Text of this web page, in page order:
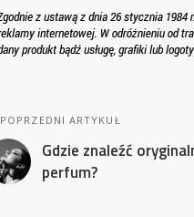
POPRZEDNI ARTYKUŁ
Gdzie znaleźć
perfum?